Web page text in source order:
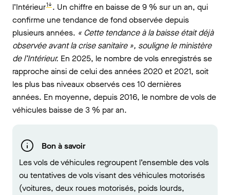
l’Intérieur1↓. Un chiffre en baisse de 9 % sur un an, qui
confirme une tendance de fond observée depuis
plusieurs années. « Cette tendance à la baisse était déjà
observée avant la crise sanitaire », souligne le ministère
de l’Intérieur. En 2025, le nombre de vols enregistrés se
rapproche ainsi de celui des années 2020 et 2021, soit
les plus bas niveaux observés ces 10 dernières
années. En moyenne, depuis 2016, le nombre de vols de
véhicules baisse de 3 % par an.
Bon à savoir
Les vols de véhicules regroupent l’ensemble des vols
ou tentatives de vols visant des véhicules motorisés
(voitures, deux roues motorisés, poids lourds,